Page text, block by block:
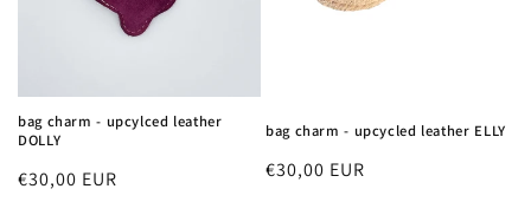
bag charm - upcylced leather
DOLLY
Regular
€30,00 EUR
bag charm - upcycled leather ELLY
Regular
€30,00 EUR